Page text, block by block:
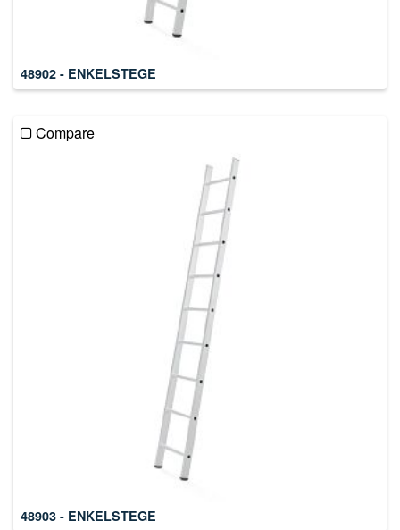
48902 - ENKELSTEGE
Compare
48903 - ENKELSTEGE